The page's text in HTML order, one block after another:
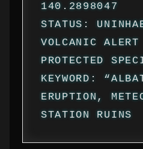
140.2898047
STATUS:
VOLCANIC
PROTECTED
KEYWORD:
ERUPTION,
STATION RUINS